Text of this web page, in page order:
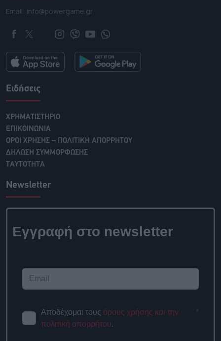
Email: info@powergame.gr
Ειδήσεις
ΧΡΗΜΑΤΙΣΤΗΡΙΟ
ΕΠΙΚΟΙΝΩΝΙΑ
ΟΡΟΙ ΧΡΗΣΗΣ – ΠΟΛΙΤΙΚΗ ΑΠΟΡΡΗΤΟΥ
ΔΗΛΩΣΗ ΣΥΜΜΟΡΦΩΣΗΣ
ΤΑΥΤΟΤΗΤΑ
Newsletter
Εγγραφή στο newsletter
Αποδέχομαι τους όρους χρήσης και την
πολιτική απορρήτου.
*